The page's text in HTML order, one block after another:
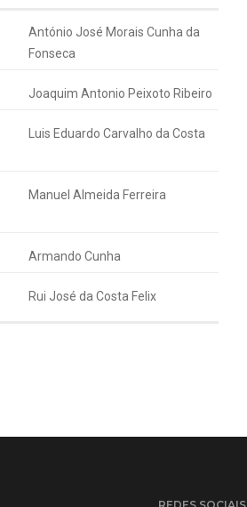
António José Morais Cunha da
Fonseca
Joaquim Antonio Peixoto Ribeiro
Luis Eduardo Carvalho da Costa
Manuel Almeida Ferreira
Armando Cunha
Rui José da Costa Felix